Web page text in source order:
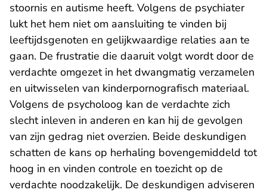
stoornis en autisme heeft. Volgens de psychiater
lukt het hem niet om aansluiting te vinden bij
leeftijdsgenoten en gelijkwaardige relaties aan te
gaan. De frustratie die daaruit volgt wordt door de
verdachte omgezet in het dwangmatig verzamelen
en uitwisselen van kinderpornografisch materiaal.
Volgens de psycholoog kan de verdachte zich
slecht inleven in anderen en kan hij de gevolgen
van zijn gedrag niet overzien. Beide deskundigen
schatten de kans op herhaling bovengemiddeld tot
hoog in en vinden controle en toezicht op de
verdachte noodzakelijk. De deskundigen adviseren